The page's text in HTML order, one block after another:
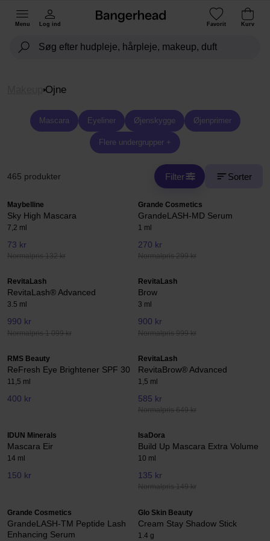
Menu Log ind Favorit Kurv
Ojne
Mascara Eyeliner Øjenskygge Øjenprimer
Flere undergrupper +
465 produkter Filter Sorter
Maybelline
Sky High Mascara
7,2 ml
73 kr
Normalpris 132 kr
Grande Cosmetics
GrandeLASH-MD Serum
1 ml
270 kr
Normalpris 299 kr
RevitaLash
RevitaLash® Advanced
3.5 ml
990 kr
Normalpris 1 099 kr
RevitaLash
Brow
3 ml
900 kr
Normalpris 999 kr
RMS Beauty
ReFresh Eye Brightener SPF 30
11,5 ml
400 kr
RevitaLash
RevitaBrow® Advanced
1,5 ml
585 kr
Normalpris 649 kr
IDUN Minerals
Mascara Eir
14 ml
150 kr
IsaDora
Build Up Mascara Extra Volume
10 ml
135 kr
Normalpris 149 kr
Grande Cosmetics
GrandeLASH-TM Peptide Lash
Enhancing Serum
Glo Skin Beauty
Cream Stay Shadow Stick
1.4 g